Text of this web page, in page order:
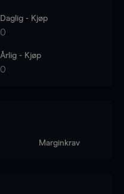
Daglig - Kjøp
0
Årlig - Kjøp
0
Marginkrav